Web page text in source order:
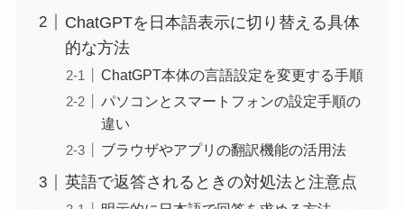
ChatGPTを日本語表示に切り替える具体
的な方法
ChatGPT本体の言語設定を変更する手順
パソコンとスマートフォンの設定手順の
違い
ブラウザやアプリの翻訳機能の活用法
英語で返答されるときの対処法と注意点